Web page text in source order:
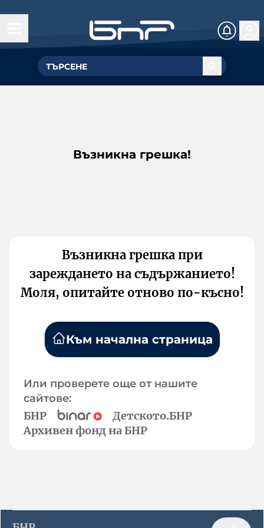
Възникна грешка!
Възникна грешка при
зареждането на съдържанието!
Моля, опитайте отново по-късно!
Към начална страница
Или проверете още от нашите
сайтове:
БНР
Детското.БНР
Архивен фонд на БНР